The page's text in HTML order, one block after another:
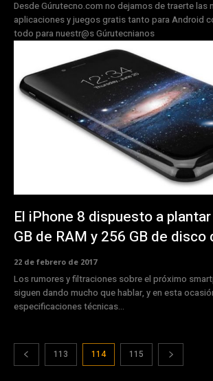
Desde Gúrutecno.com no dejamos de traerte las
aplicaciones y juegos gratis tanto para Android
todo para nuestr@s Gúrutecnianos
El iPhone 8 dispuesto a
GB de RAM y 256 GB de disco
22 de febrero de 2017
Los rumores y filtraciones sobre el próximo
siguen dando mucho que hablar, y en esta
especificaciones técnicas...
113 114 115